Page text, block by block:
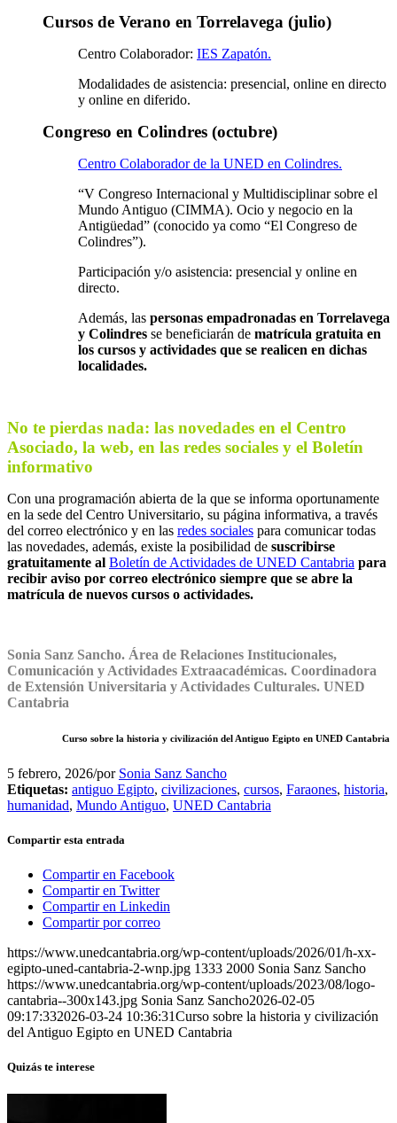
Cursos de Verano en Torrelavega (julio)
Centro Colaborador: IES Zapatón.
Modalidades de asistencia: presencial, online en directo
y online en diferido.
Congreso en Colindres (octubre)
Centro Colaborador de la UNED en Colindres.
“V Congreso Internacional y Multidisciplinar sobre el
Mundo Antiguo (CIMMA). Ocio y negocio en la
Antigüedad” (conocido ya como “El Congreso de
Colindres”).
Participación y/o asistencia: presencial y online en
directo.
Además, las personas empadronadas en Torrelavega
y Colindres se beneficiarán de matrícula gratuita en
los cursos y actividades que se realicen en dichas
localidades.
No te pierdas nada: las novedades en el Centro
Asociado, la web, en las redes sociales y el Boletín
informativo
Con una programación abierta de la que se informa oportunamente
en la sede del Centro Universitario, su página informativa, a través
del correo electrónico y en las redes sociales para comunicar todas
las novedades, además, existe la posibilidad de suscribirse
gratuitamente al Boletín de Actividades de UNED Cantabria para
recibir aviso por correo electrónico siempre que se abre la
matrícula de nuevos cursos o actividades.
Sonia Sanz Sancho. Área de Relaciones Institucionales,
Comunicación y Actividades Extraacadémicas. Coordinadora
de Extensión Universitaria y Actividades Culturales. UNED
Cantabria
Curso sobre la historia y civilización del Antiguo Egipto en UNED Cantabria
5 febrero, 2026/por Sonia Sanz Sancho
Etiquetas: antiguo Egipto, civilizaciones, cursos, Faraones, historia,
humanidad, Mundo Antiguo, UNED Cantabria
Compartir esta entrada
Compartir en Facebook
Compartir en Twitter
Compartir en Linkedin
Compartir por correo
https://www.unedcantabria.org/wp-content/uploads/2026/01/h-xx-
egipto-uned-cantabria-2-wnp.jpg 1333 2000 Sonia Sanz Sancho
https://www.unedcantabria.org/wp-content/uploads/2023/08/logo-
cantabria--300x143.jpg Sonia Sanz Sancho2026-02-05
09:17:332026-03-24 10:36:31Curso sobre la historia y civilización
del Antiguo Egipto en UNED Cantabria
Quizás te interese